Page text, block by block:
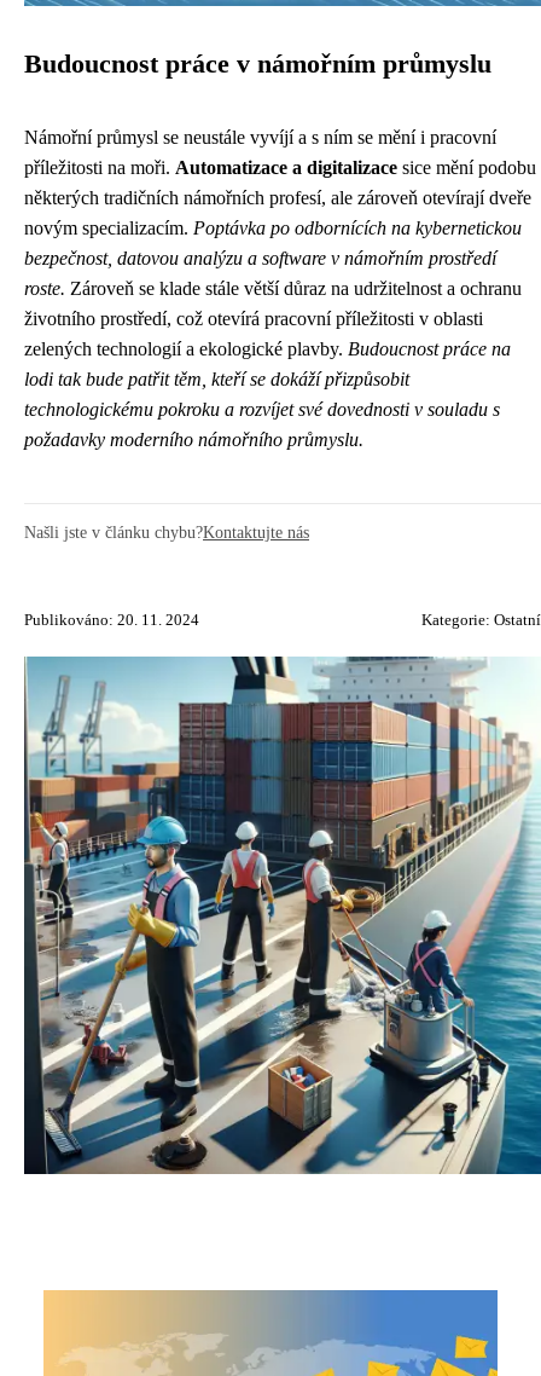
Budoucnost práce v námořním průmyslu
Námořní průmysl se neustále vyvíjí a s ním se mění i pracovní
příležitosti na moři. Automatizace a digitalizace sice mění podobu
některých tradičních námořních profesí, ale zároveň otevírají dveře
novým specializacím. Poptávka po odbornících na kybernetickou
bezpečnost, datovou analýzu a software v námořním prostředí
roste. Zároveň se klade stále větší důraz na udržitelnost a ochranu
životního prostředí, což otevírá pracovní příležitosti v oblasti
zelených technologií a ekologické plavby. Budoucnost práce na
lodi tak bude patřit těm, kteří se dokáží přizpůsobit
technologickému pokroku a rozvíjet své dovednosti v souladu s
požadavky moderního námořního průmyslu.
Našli jste v článku chybu?Kontaktujte nás
Publikováno: 20. 11. 2024 Kategorie: Ostatní